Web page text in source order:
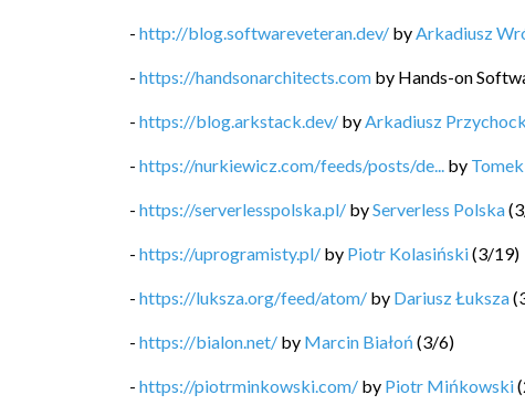
- http://blog.softwareveteran.dev/ byArkadiusz
- https://handsonarchitects.com by Hands-on
- https://blog.arkstack.dev/ byArkadiusz
- https://nurkiewicz.com/feeds/posts/de... by
- https://serverlesspolska.pl/ byServerless Polska(3
- https://uprogramisty.pl/ by Piotr Kolasiński(3/19)
- https://luksza.org/feed/atom/ by Dariusz Łuksza(
- https://bialon.net/ by Marcin Białoń (3/6)
- https://piotrminkowski.com/ by Piotr Mińkowski(